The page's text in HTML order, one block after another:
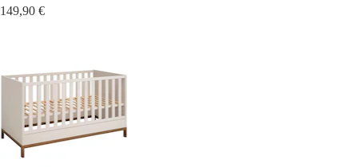
149,90 €